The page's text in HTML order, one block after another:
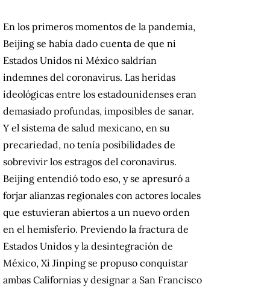
En los primeros momentos de la pandemia,
Beijing se había dado cuenta de que ni
Estados Unidos ni México saldrían
indemnes del coronavirus. Las heridas
ideológicas entre los estadounidenses eran
demasiado profundas, imposibles de sanar.
Y el sistema de salud mexicano, en su
precariedad, no tenía posibilidades de
sobrevivir los estragos del coronavirus.
Beijing entendió todo eso, y se apresuró a
forjar alianzas regionales con actores locales
que estuvieran abiertos a un nuevo orden
en el hemisferio. Previendo la fractura de
Estados Unidos y la desintegración de
México, Xi Jinping se propuso conquistar
ambas Californias y designar a San Francisco